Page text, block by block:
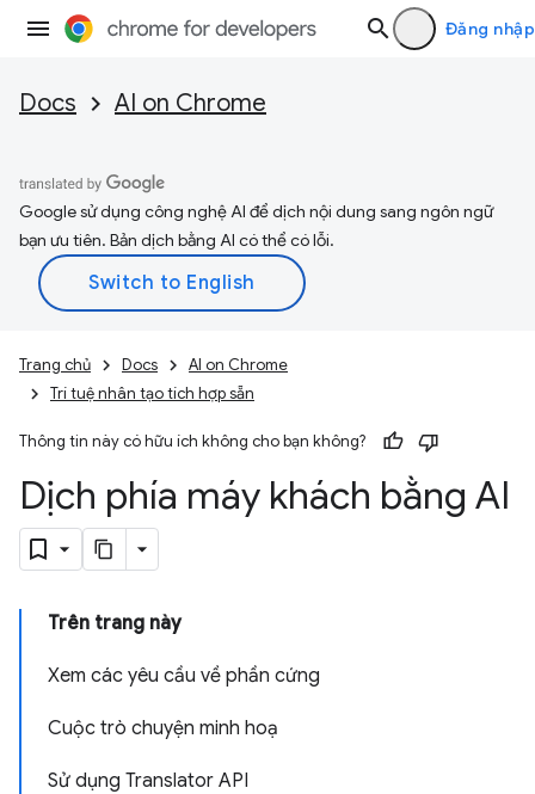
Đăng nhập
Docs AI on Chrome
Google sử dụng công nghệ AI để dịch nội dung sang ngôn ngữ
bạn ưu tiên. Bản dịch bằng AI có thể có lỗi.
Trang chủ Docs
AI on Chrome
Trí tuệ nhân tạo tích hợp sẵn
Thông tin này có hữu ích không cho bạn không?
Dịch phía máy khách bằng AI
Trên trang này
Xem các yêu cầu về phần cứng
Cuộc trò chuyện minh hoạ
Sử dụng Translator API